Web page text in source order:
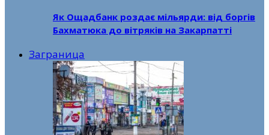
Як Ощадбанк роздає мільярди: від боргів
Бахматюка до вітряків на Закарпатті
Заграница